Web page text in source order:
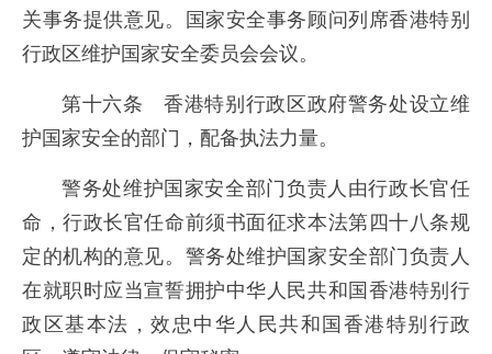
关事务提供意见。国家安全事务顾问列席香港特别
行政区维护国家安全委员会会议。
第十六条 香港特别行政区政府警务处设立维
护国家安全的部门，配备执法力量。
警务处维护国家安全部门负责人由行政长官任
命，行政长官任命前须书面征求本法第四十八条规
定的机构的意见。警务处维护国家安全部门负责人
在就职时应当宣誓拥护中华人民共和国香港特别行
政区基本法，效忠中华人民共和国香港特别行政